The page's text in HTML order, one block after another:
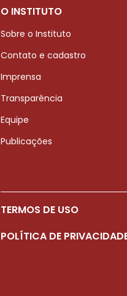
O INSTITUTO
Sobre o Instituto
Contato e cadastro
Imprensa
Transparência
Equipe
Publicações
TERMOS DE USO
POLÍTICA DE